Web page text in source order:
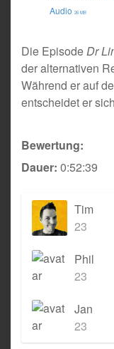
Audio 26 MB
Die Episode Dr
der alternativen
Während er auf
entscheidet er
Bewertung:
Dauer: 0:52:39
Tim
23
Phil
23
Jan
23